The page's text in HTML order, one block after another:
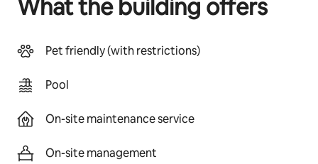
What the building offers
Pet friendly (with restrictions)
Pool
On-site maintenance service
On-site management